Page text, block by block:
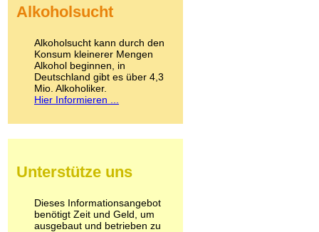
Kokain
LSD
Marihuana
Medikamente
Meskalin
Metamphetamin
Methadon
Pilze
Psychopharmaka
Schlafmittel
Schmerzmittel
Alkoholsucht
Alkoholsucht kann durch den
Konsum kleinerer Mengen
Alkohol beginnen, in
Deutschland gibt es über 4,3
Mio. Alkoholiker.
Hier Informieren ...
Unterstütze uns
Dieses Informationsangebot
benötigt Zeit und Geld, um
ausgebaut und betrieben zu